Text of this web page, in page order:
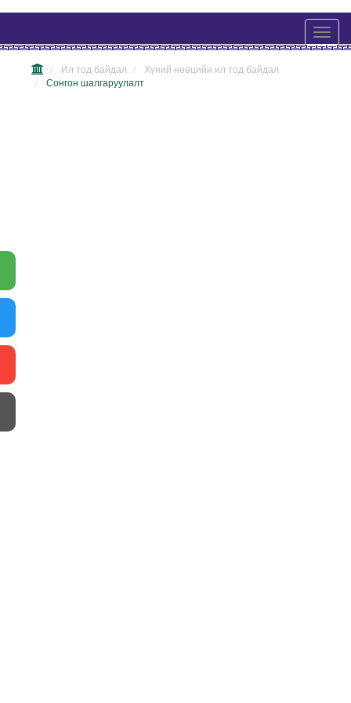
Ил тод байдал
Хүний нөөцийн ил тод байдал
Сонгон шалгаруулалт